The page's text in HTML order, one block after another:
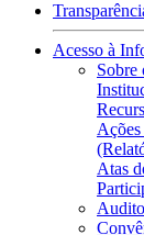
Acesso à
Sobre
Ações
Atas